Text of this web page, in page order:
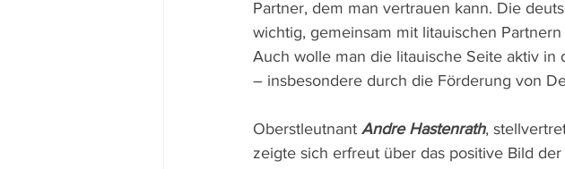
Partner, dem man vertrauen kann. Die
wichtig, gemeinsam mit litauischen
Auch wolle man die litauische Seite aktiv
– insbesondere durch die Förderung von
Oberstleutnant Andre Hastenrath,
zeigte sich erfreut über das positive Bild